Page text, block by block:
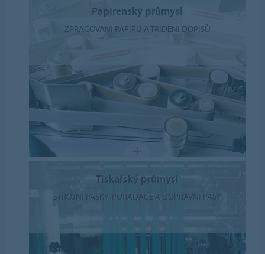
Papírenský průmysl
ZPRACOVÁNÍ PAPÍRU A TŘÍDĚNÍ DOPISŮ
Tiskařský průmysl
STROJNÍ PÁSKY, POŘADAČE A DOPRAVNÍ PÁSY